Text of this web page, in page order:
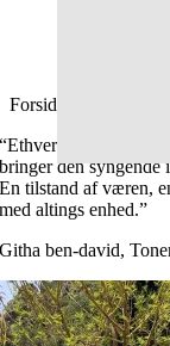
Forside
“Ethvert menneske
bringer den
En tilstand af væren,
med altings enhed.”
Githa ben-david,